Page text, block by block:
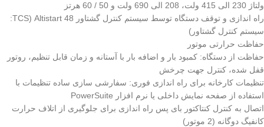
ولتاژ 230 الی 415 ولت، 208 الی 690 ولت و 50 / 60 هرتز
راه اندازی و توقف دستگاه توسط سیستم کنترل گشتاور Altistart 48 (TCS:
سیستم کنترل گشتاور)
حفاظت حرارتی موتور
حفاظت از دستگاه: کمبود بار و اضافه بار با آستانه و زمان قابل تنظیم، روتور
قفل شده، کنترل جهت چرخش
تنظیمات کارخانه برای راه اندازی فوری: سفارشی سازی ساده تنظیمات با
استفاده از صفحه نمایش داخلی یا نرم افزار PowerSuite
اتصال به کنترل کنتاکتور بای پس راه اندازی برای جلوگیری از اتلاف حرارت
کانفیگ دوگانه (2 موتور)